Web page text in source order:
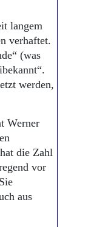
langem
verhaftet.
(was
werden,
Werner
die Zahl
vor
aus